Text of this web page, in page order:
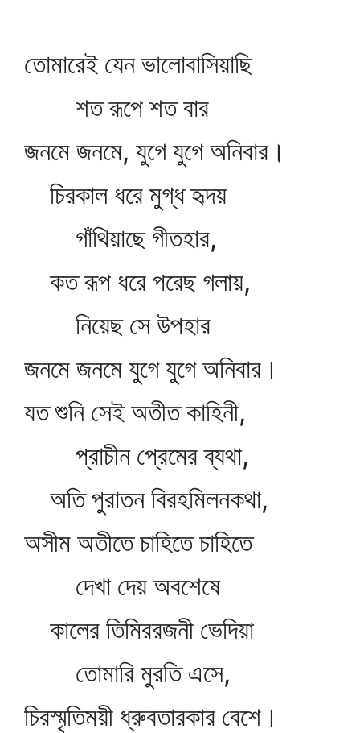
তোমারেই যেন ভালোবাসিয়াছি
শত রূপে শত বার
জনমে জনমে, যুগে যুগে অনিবার।
চিরকাল ধরে মুগ্ধ হৃদয়
গাঁথিয়াছে গীতহার,
কত রূপ ধরে পরেছ গলায়,
নিয়েছ সে উপহার
জনমে জনমে যুগে যুগে অনিবার।
যত শুনি সেই অতীত কাহিনী,
প্রাচীন প্রেমের ব্যথা,
অতি পুরাতন বিরহমিলনকথা,
অসীম অতীতে চাহিতে চাহিতে
দেখা দেয় অবশেষে
কালের তিমিররজনী ভেদিয়া
তোমারি মুরতি এসে,
চিরস্মৃতিময়ী ধ্রুবতারকার বেশে।